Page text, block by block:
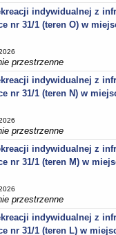
przestrzenne
sprawozdania
uwarunkowaniach
BONIEWO
Problemów
indywidualnej z
nr 31/1 (teren O) w
przestrzenne
indywidualnej z
nr 31/1 (teren N) w
przestrzenne
indywidualnej z
nr 31/1 (teren M) w
przestrzenne
indywidualnej z
nr 31/1 (teren L) w